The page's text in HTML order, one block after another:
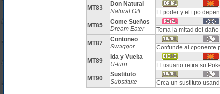
MT83
Don Natural
Natural Gift
El poder y el tipo
MT85
Come Sueños
Dream Eater
Toma la mitad del
MT87
Contoneo
Swagger
Confunde al oponente
MT89
Ida y Vuelta
U-turn
El usuario retira su
MT90
Sustituto
Substitute
Crea un sustituto